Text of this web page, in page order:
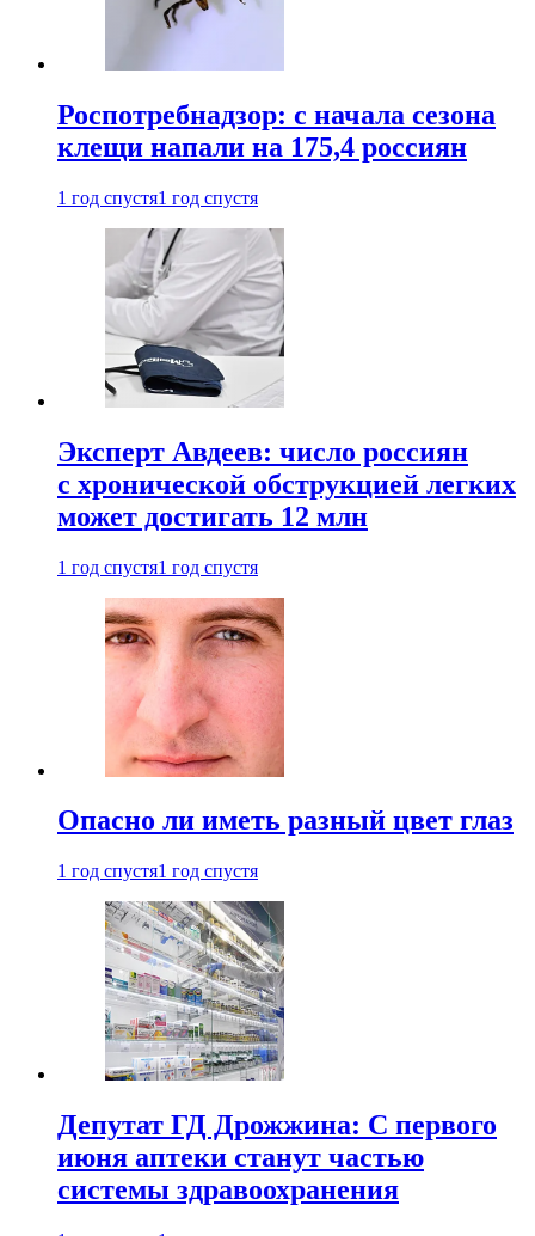
Роспотребнадзор: с начала сезона
клещи напали на 175,4 россиян
1 год спустя1 год спустя
Эксперт Авдеев: число россиян
с хронической обструкцией легких
может достигать 12 млн
1 год спустя1 год спустя
Опасно ли иметь разный цвет глаз
1 год спустя1 год спустя
Депутат ГД Дрожжина: С первого
июня аптеки станут частью
системы здравоохранения